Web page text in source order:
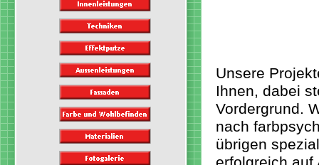
Unsere
Ihnen, dabei
Vordergrund.
nach
übrigen